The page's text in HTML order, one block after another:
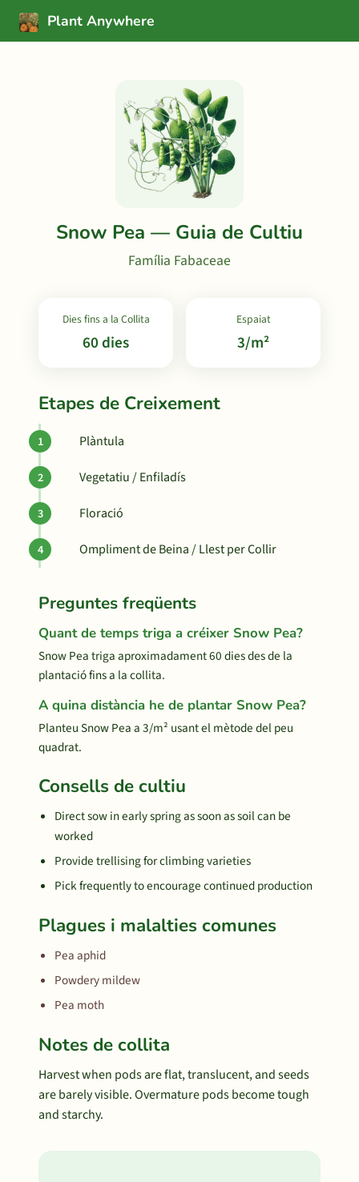
Plant Anywhere
Snow Pea — Guia de Cultiu
Família Fabaceae
Dies fins a la Collita
60 dies
Espaiat
3/m²
Etapes de Creixement
Plàntula
Vegetatiu / Enfiladís
Floració
Ompliment de Beina / Llest per Collir
Preguntes freqüents
Quant de temps triga a créixer Snow Pea?
Snow Pea triga aproximadament 60 dies des de la
plantació fins a la collita.
A quina distància he de plantar Snow Pea?
Planteu Snow Pea a 3/m² usant el mètode del peu
quadrat.
Consells de cultiu
Direct sow in early spring as soon as soil can be
worked
Provide trellising for climbing varieties
Pick frequently to encourage continued production
Plagues i malalties comunes
Pea aphid
Powdery mildew
Pea moth
Notes de collita
Harvest when pods are flat, translucent, and seeds
are barely visible. Overmature pods become tough
and starchy.